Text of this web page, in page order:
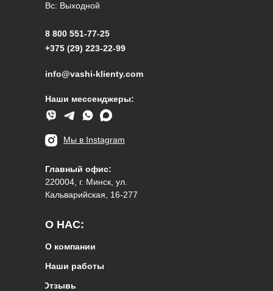
Мы в Instagram
8 800 551-77-25
+375 (29) 223-22-99
info@vashi-klienty.com
Вс: Выходной
Главный офис:
220004, г. Минск, ул.
Кальварийская, 16-277
О компании
Наши работы
О НАС:
Наши мессенджеры:
Отзывы